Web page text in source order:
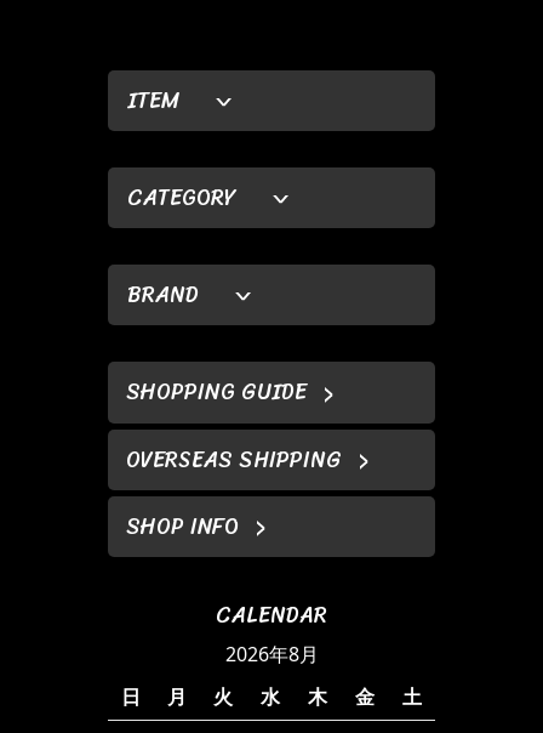
ITEM
CATEGORY
BRAND
SHOPPING GUIDE
OVERSEAS SHIPPING
SHOP INFO
CALENDAR
2026年8月
日
月 火 水 木 金 土